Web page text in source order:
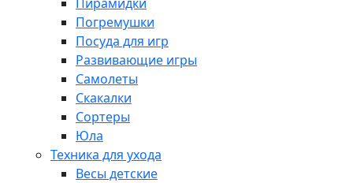
Погремушки
Посуда для игр
Развивающие игры
Самолеты
Скакалки
Сортеры
Юла
Техника для ухода
Весы детские